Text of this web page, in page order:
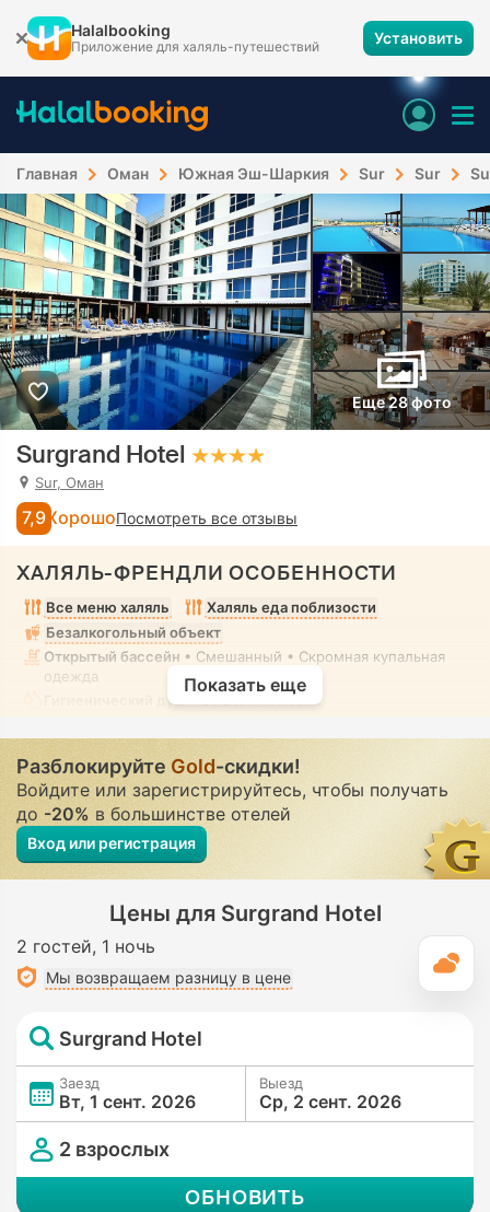
Halalbooking
Приложение для халяль-путешествий Установить
Главная Оман Южная Эш-Шаркия Sur Sur
Еще 28 фото
Surgrand Hotel
Sur, Оман
7,9 ХорошоПосмотреть все отзывы
ХАЛЯЛЬ-ФРЕНДЛИ ОСОБЕННОСТИ
Все меню халяль
Халяль еда поблизости
Безалкогольный объект
Открытый бассейн • Смешанный • Скромная купальная
одежда
Гигиенический душ
• Во всех номерах
Показать еще
Разблокируйте Gold-скидки!
Войдите или зарегистрируйтесь, чтобы получать
до -20% в большинстве отелей
Вход или регистрация
Цены для Surgrand Hotel
2 гостей 1 ночь
Мы возвращаем разницу в цене
Surgrand Hotel
Заезд
Вт, 1 сент. 2026
Выезд
Ср, 2 сент. 2026
2 взрослых
ОБНОВИТЬ